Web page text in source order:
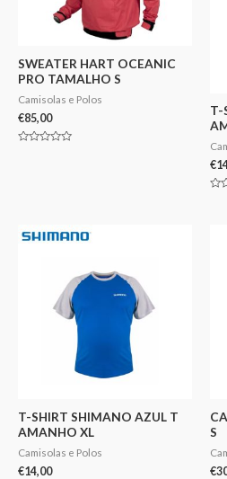
SWEATER HART OCEANIC
PRO TAMALHO S
Camisolas e Polos
€85,00
T-
€
T-SHIRT SHIMANO AZUL T
AMANHO XL
Camisolas e Polos
€14,00
S
€